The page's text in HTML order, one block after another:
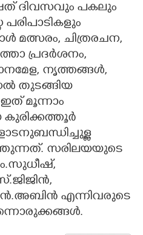
ദിവസവും പകലും
പരിപാടികളും
ചിത്രരചന,
പ്രദർശനം,
നൃത്തങ്ങൾ,
തുടങ്ങിയ
മൂന്നാം
സരിലയയുടെ
എന്നിവരുടെ